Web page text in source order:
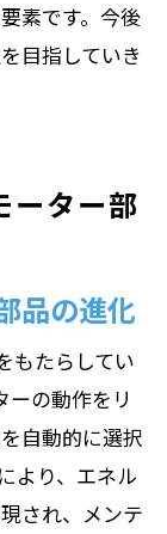
素です。今後
目指していき
ーター部
品の進化
もたらしてい
ーの動作をリ
自動的に選択
より、エネル
され、メンテ